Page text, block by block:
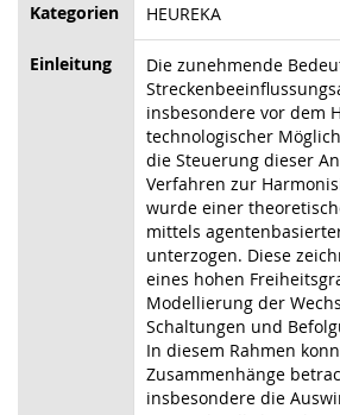
Kategorien HEUREKA
Einleitung
Die zunehmende
insbesondere vor dem
technologischer
die Steuerung dieser
Verfahren zur
wurde einer
mittels
unterzogen. Diese
eines hohen
Modellierung der
Schaltungen und
In diesem Rahmen
Zusammenhänge
insbesondere die